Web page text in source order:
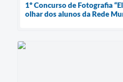
1º Concurso de Fotografia
olhar dos alunos da Rede